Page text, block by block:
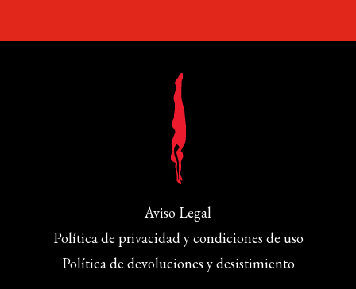
Aviso Legal
Política de privacidad y condiciones de uso
Política de devoluciones y desistimiento